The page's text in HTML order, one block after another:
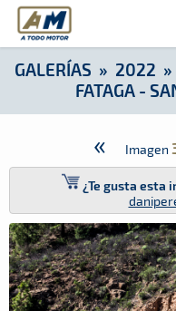
A Todo Motor ·
A Todo Motor
GALERÍAS » 2022 »
FATAGA -
« Imagen
¿Te gusta esta